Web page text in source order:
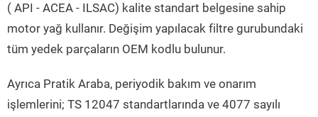
( API - ACEA - ILSAC) kalite standart belgesine sahip
motor yağ kullanır. Değişim yapılacak filtre gurubundaki
tüm yedek parçaların OEM kodlu bulunur.
Ayrıca Pratik Araba, periyodik bakım ve onarım
işlemlerini; TS 12047 standartlarında ve 4077 sayılı